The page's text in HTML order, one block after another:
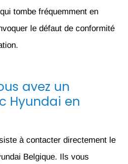
tombe fréquemment en
le défaut de conformité
avez un
Hyundai en
à contacter directement le
Belgique. Ils vous